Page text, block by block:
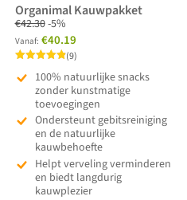
Organimal Kauwpakket
€42.30-5%
Vanaf: €40.19
4.89
(9)
100% natuurlijke snacks
zonder kunstmatige
toevoegingen
Ondersteunt gebitsreiniging
en de natuurlijke
kauwbehoefte
Helpt verveling verminderen
en biedt langdurig
kauwplezier